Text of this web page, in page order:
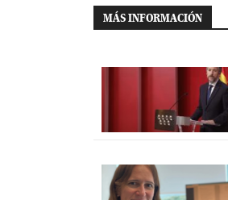
MÁS INFORMACIÓN